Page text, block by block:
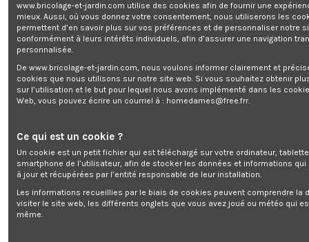
Station peinture basse pression 650W - Work
Men
Rupture de stock
0,00 €
www.bricolage-et-jardin.com utilise des cookies afin de fournir une
mieux. Aussi, où vous donnez votre consentement, nous utiliserons les
permettent d’en savoir plus sur vos préférences et de personnaliser notre
conformément à leurs intérêts individuels, afin d’assurer une navigation
personnalisée.
De www.bricolage-et-jardin.com, nous voulons informer clairement et
cookies que nous utilisons sur notre site web. Si vous souhaitez obtenir
sur l’utilisation et le but pour lequel nous avons implémenté dans les
Web, vous pouvez écrire un courriel à : homedames@free.frr.
Ce qui est un cookie ?
Un cookie est un petit fichier qui est téléchargé sur votre ordinateur,
smartphone de l’utilisateur, afin de stocker les données et informations
à jour et récupérées par l’entité responsable de leur installation.
Les informations recueillies par le biais de cookies peuvent comprendre la
visiter le site web, les différents onglets que vous avez joué ou météo qui
même.